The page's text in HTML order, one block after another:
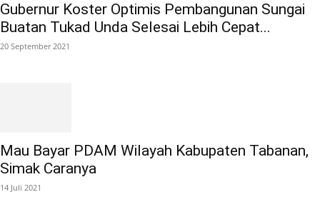
Gubernur Koster Optimis Pembangunan Sungai
Buatan Tukad Unda Selesai Lebih Cepat...
20 September 2021
Mau Bayar PDAM Wilayah Kabupaten Tabanan,
Simak Caranya
14 Juli 2021